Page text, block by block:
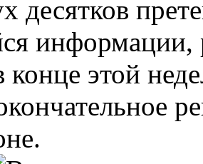
десятков
информации,
конце этой